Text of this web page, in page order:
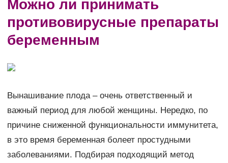
Можно ли принимать
противовирусные препараты
беременным
Вынашивание плода – очень ответственный и
важный период для любой женщины. Нередко, по
причине сниженной функциональности иммунитета,
в это время беременная болеет простудными
заболеваниями. Подбирая подходящий метод